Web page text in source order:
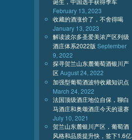
February 13, 2023
收藏的酒涨价了，不舍得喝
January 13, 2023
解读波尔多圣爱美浓产区列级
酒庄体系2022版 September
9, 2022
探寻贺兰山东麓葡萄酒银川产
区August 24, 2022
加强型葡萄酒波特收藏知识点
March 24, 2022
法国顶级酒庄地位自保，聊白
马酒庄和奥颂酒庄今天的退赛
July 10, 2021
贺兰山东麓银川产区，葡萄酒
风格和品质提升快，签下1.6亿